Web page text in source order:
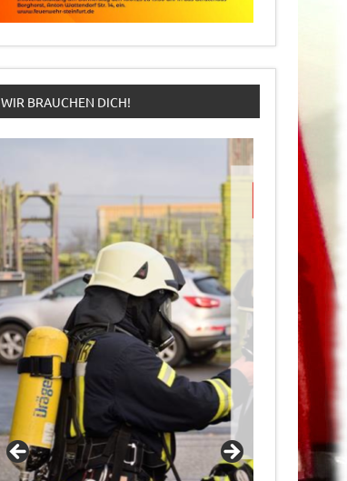
WIR BRAUCHEN DICH!